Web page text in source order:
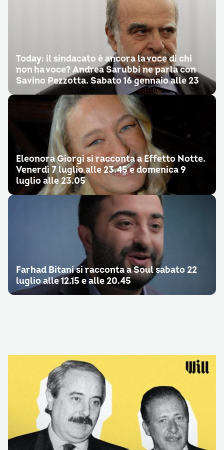
Today: il sindacato è ancora la voce di chi
non ha voce? Andrea Sarubbi ne parla con
Savino Pezzotta. Sabato 16 gennaio alle 23
Eleonora Giorgi si racconta a Effetto Notte.
Venerdì 7 luglio alle 23.45 e domenica 9
luglio alle 23.05
Farhad Bitani si racconta a Soul sabato 22
luglio alle 12.15 e alle 20.45